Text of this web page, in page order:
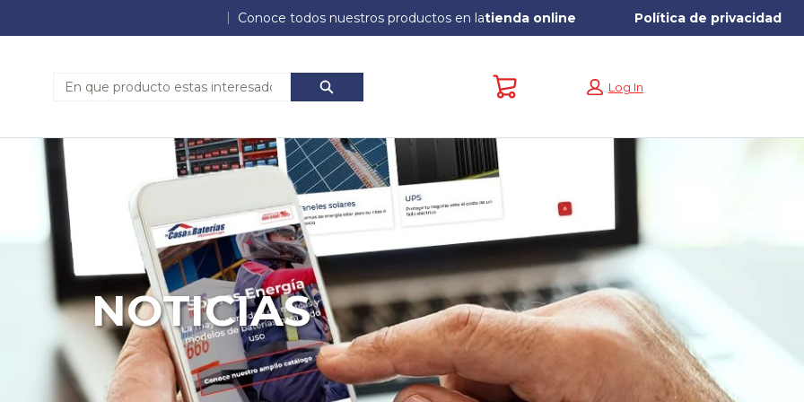
Conoce todos nuestros productos en latienda online Política de privacidad
Búsqueda
Búsqueda
Carrito: vacío
Log In
NOTICIAS